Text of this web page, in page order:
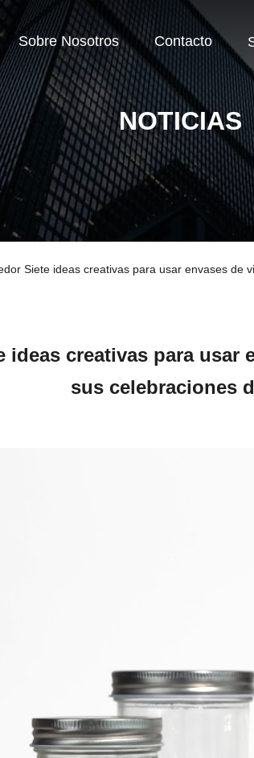
Sobre Nosotros Contacto
NOTICIAS
Siete ideas creativas para usar envases
ideas creativas para usar
sus celebraciones